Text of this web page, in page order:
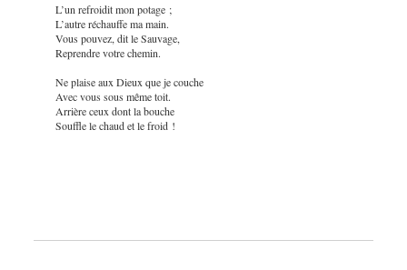
L’un refroidit mon potage ;
L’autre réchauffe ma main.
Vous pouvez, dit le Sauvage,
Reprendre votre chemin.
Ne plaise aux Dieux que je couche
Avec vous sous même toit.
Arrière ceux dont la bouche
Souffle le chaud et le froid !